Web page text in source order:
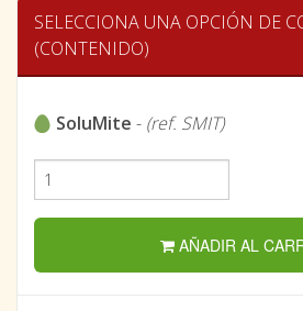
SELECCIONA UNA OPCIÓN DE
(CONTENIDO)
SoluMite - (ref. SMIT)
AÑADIR AL